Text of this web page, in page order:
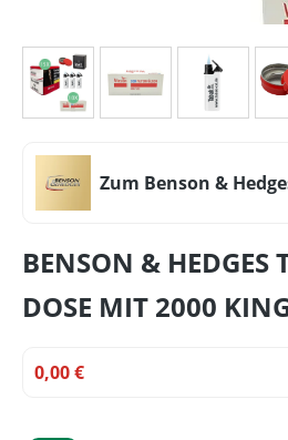
Zum Benson &
BENSON & HEDGES
DOSE MIT 2000
0,00 €